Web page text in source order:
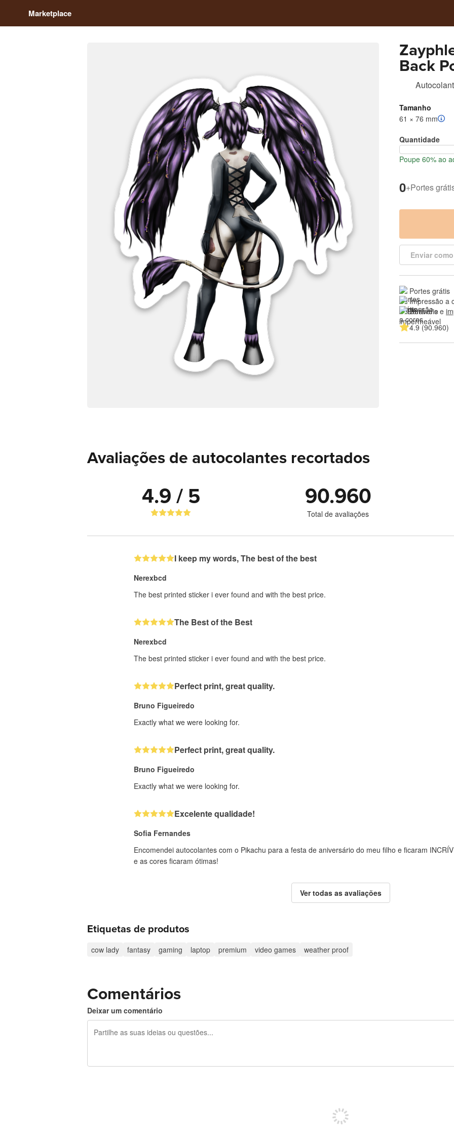
Marketplace
Back
Tamanho
61 × 76 mm
Quantidade
Poupe 60% ao
0+Portes
Enviar
Portes grátis
Impressão a
Duráveis e
4.9 (90.960)
Avaliações de autocolantes recortados
4.9 / 5 90.960
Total de avaliações
I keep my words, The best of the best
Nerexbcd
The best printed sticker i ever found and with the best price.
The Best of the Best
Nerexbcd
The best printed sticker i ever found and with the best price.
Perfect print, great quality.
Bruno Figueiredo
Exactly what we were looking for.
Perfect print, great quality.
Bruno Figueiredo
Exactly what we were looking for.
Excelente qualidade!
Sofia Fernandes
Encomendei autocolantes com o Pikachu para a festa de aniversário do meu filho e ficaram
e as cores ficaram ótimas!
Ver todas as avaliações
Etiquetas de produtos
cow lady fantasy gaming laptop premium video games weather proof
Comentários
Deixar um comentário